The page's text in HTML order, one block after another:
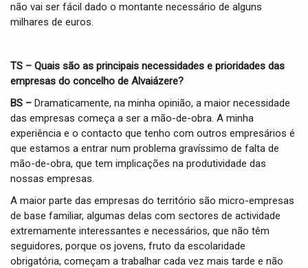
não vai ser fácil dado o montante necessário de alguns
milhares de euros.
TS – Quais são as principais necessidades e prioridades das
empresas do concelho de Alvaiázere?
BS – Dramaticamente, na minha opinião, a maior necessidade
das empresas começa a ser a mão-de-obra. A minha
experiência e o contacto que tenho com outros empresários é
que estamos a entrar num problema gravíssimo de falta de
mão-de-obra, que tem implicações na produtividade das
nossas empresas.
A maior parte das empresas do território são micro-empresas
de base familiar, algumas delas com sectores de actividade
extremamente interessantes e necessários, que não têm
seguidores, porque os jovens, fruto da escolaridade
obrigatória, começam a trabalhar cada vez mais tarde e não